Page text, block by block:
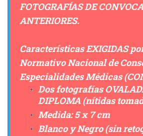
FOTOGRAFÍAS DE
ANTERIORES.
Características EXIGIDAS
Normativo Nacional de
Especialidades Médicas
Dos fotografías
DIPLOMA (nítidas
Medida: 5 x 7 cm
Blanco y Negro (sin